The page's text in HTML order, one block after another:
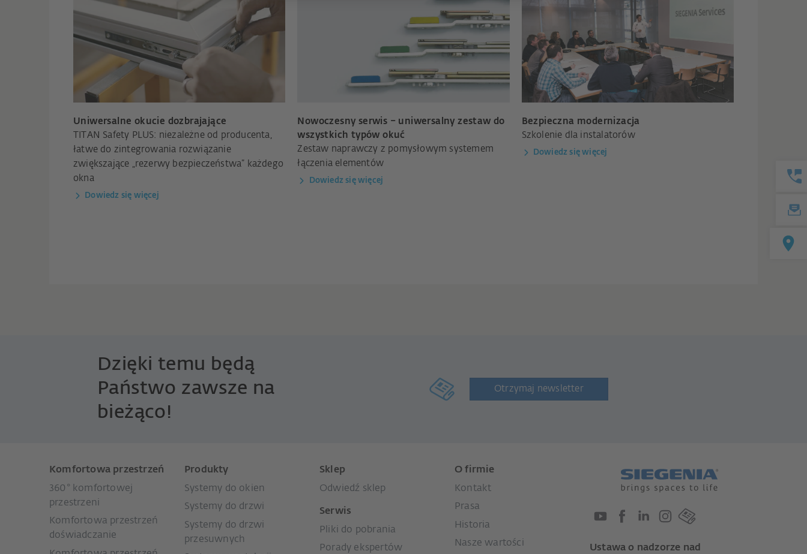
Uniwersalne okucie dozbrajające
TITAN Safety PLUS: niezależne od producenta,
łatwe do zintegrowania rozwiązanie
zwiększające „rezerwy bezpieczeństwa” każdego
okna
Dowiedz się więcej
Nowoczesny serwis – uniwersalny zestaw do
wszystkich typów okuć
Zestaw naprawczy z pomysłowym systemem
łączenia elementów
Dowiedz się więcej
Bezpieczna modernizacja
Szkolenie dla instalatorów
Dowiedz się więcej
Dzięki temu będą
Państwo zawsze na
bieżąco!
Otrzymaj newsletter
Komfortowa przestrzeń
360° komfortowej
przestrzeni
Komfortowa przestrzeń
doświadczanie
Produkty
Systemy do okien
Systemy do drzwi
Systemy do drzwi
przesuwnych
Sklep
Odwiedź sklep
Serwis
Pliki do pobrania
Porady ekspertów
O firmie
Kontakt
Prasa
Historia
Nasze wartości
Ustawa o nadzorze nad